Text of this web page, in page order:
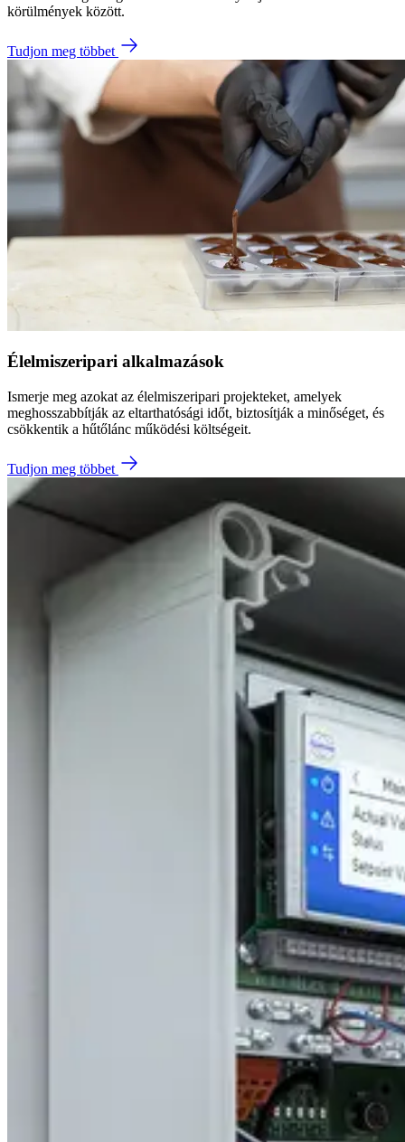
körülmények között.
Tudjon meg többet
Élelmiszeripari alkalmazások
Ismerje meg azokat az élelmiszeripari projekteket, amelyek
meghosszabbítják az eltarthatósági időt, biztosítják a minőséget, és
csökkentik a hűtőlánc működési költségeit.
Tudjon meg többet